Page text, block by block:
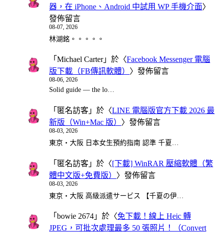
器，在 iPhone、Android 中試用 WP 手機介面〉
發佈留言
08-07, 2026
林湖銘。。。。。
「 Michael Carter」於〈Facebook Messenger 電腦
版下載（FB傳訊軟體） 〉發佈留言
08-06, 2026
Solid guide — the lo…
「 匿名訪客 」於〈LINE 電腦版官方下載 2026 最
新版（Win+Mac 版） 〉發佈留言
08-03, 2026
東京・大阪 日本女生預約指南 認準 千夏…
「 匿名訪客 」於〈[下載] WinRAR 壓縮軟體（繁
體中文版+免費版） 〉發佈留言
08-03, 2026
東京・大阪 高級派遣サービス 【千夏の伊…
「 bowie 2674 」於〈免下載！線上 Heic 轉
JPEG，可批次處理最多 50 張照片！（Convert